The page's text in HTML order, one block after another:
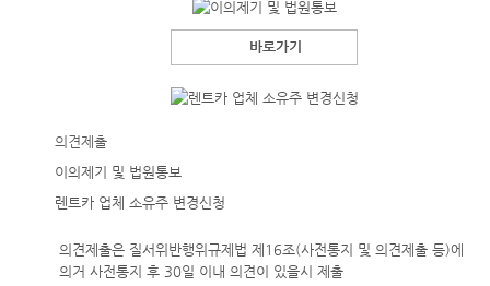
바로가기
의견제출
이의제기 및 법원통보
렌트카 업체 소유주 변경신청
의견제출은 질서위반행위규제법 제16조(사전통지 및 의견제출 등)에
의거 사전통지 후 30일 이내 의견이 있을시 제출